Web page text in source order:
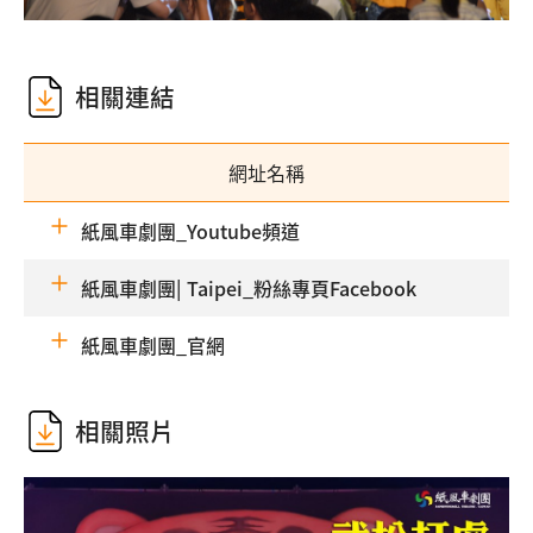
相關連結
網址名稱
紙風車劇團_Youtube頻道
紙風車劇團| Taipei_粉絲專頁Facebook
紙風車劇團_官網
相關照片